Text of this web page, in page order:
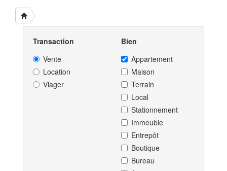
Transaction
Vente
Location
Viager
Bien
Appartement
Maison
Terrain
Local
Stationnement
Immeuble
Entrepôt
Boutique
Bureau